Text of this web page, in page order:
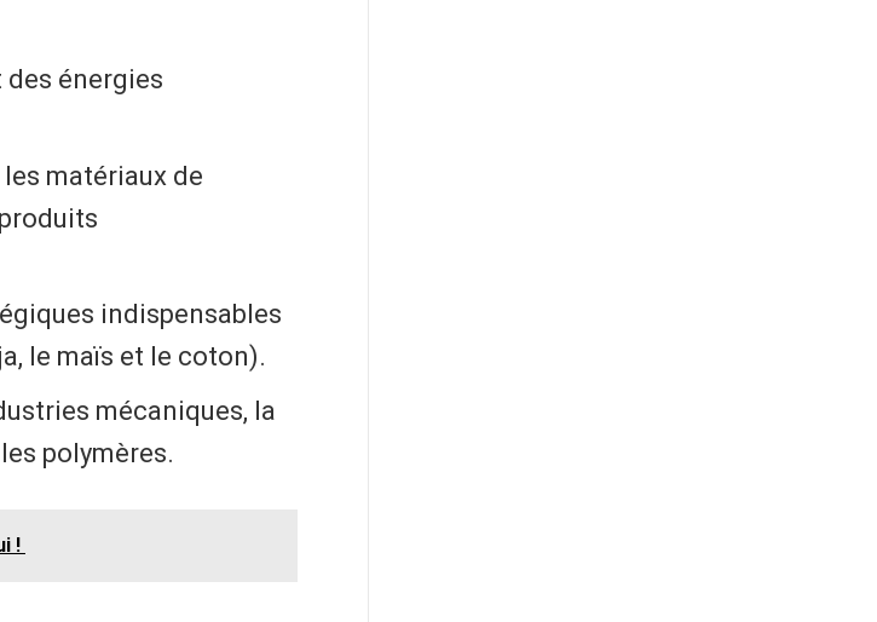
des énergies
les matériaux de
indispensables
le maïs et le coton).
mécaniques, la
polymères.
!